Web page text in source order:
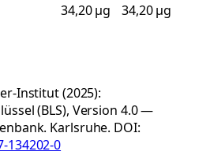
34,20 µg
34,20 µg
Institut (2025):
(BLS), Version 4.0 —
Karlsruhe. DOI:
134202-0